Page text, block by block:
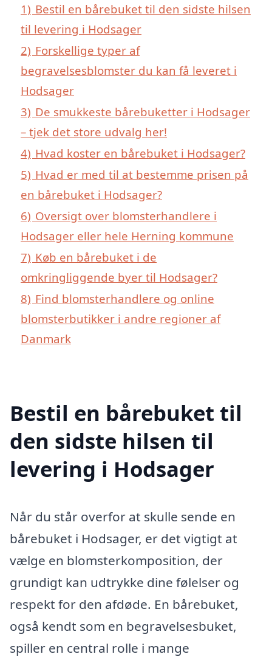
1) Bestil en bårebuket til den sidste hilsen
til levering i Hodsager
2) Forskellige typer af
begravelsesblomster du kan få leveret i
Hodsager
3) De smukkeste bårebuketter i Hodsager
– tjek det store udvalg her!
4) Hvad koster en bårebuket i Hodsager?
5) Hvad er med til at bestemme prisen på
en bårebuket i Hodsager?
6) Oversigt over blomsterhandlere i
Hodsager eller hele Herning kommune
7) Køb en bårebuket i de
omkringliggende byer til Hodsager?
8) Find blomsterhandlere og online
blomsterbutikker i andre regioner af
Danmark
Bestil en bårebuket til
den sidste hilsen til
levering i Hodsager
Når du står overfor at skulle sende en
bårebuket i Hodsager, er det vigtigt at
vælge en blomsterkomposition, der
grundigt kan udtrykke dine følelser og
respekt for den afdøde. En bårebuket,
også kendt som en begravelsesbuket,
spiller en central rolle i mange